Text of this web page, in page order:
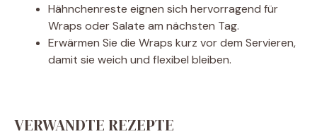
Hähnchenreste eignen sich hervorragend für
Wraps oder Salate am nächsten Tag.
Erwärmen Sie die Wraps kurz vor dem Servieren,
damit sie weich und flexibel bleiben.
VERWANDTE REZEPTE